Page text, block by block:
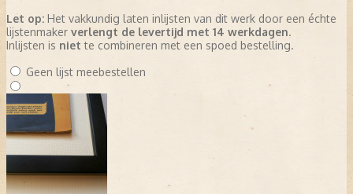
Let op: Het vakkundig laten inlijsten van dit werk door een échte
lijstenmaker verlengt de levertijd met 14 werkdagen.
Inlijsten is niet te combineren met een spoed bestelling.
Geen lijst meebestellen